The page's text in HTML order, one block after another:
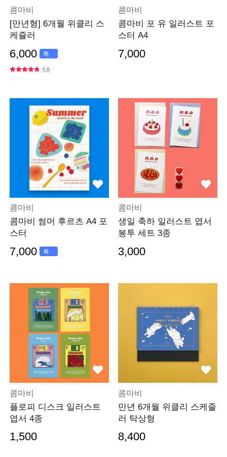
콤마비
[만년형] 6개월 위클리 스
케쥴러
6,000
특
가
58
콤마비
콤마비 포 유 일러스트 포
스터 A4
7,000
콤마비
콤마비 썸머 후르츠 A4 포
스터
7,000
특
가
콤마비
생일 축하 일러스트 엽서
봉투 세트 3종
3,000
콤마비
플로피 디스크 일러스트
엽서 4종
1,500
콤마비
만년 6개월 위클리 스케줄
러 탁상형
8,400